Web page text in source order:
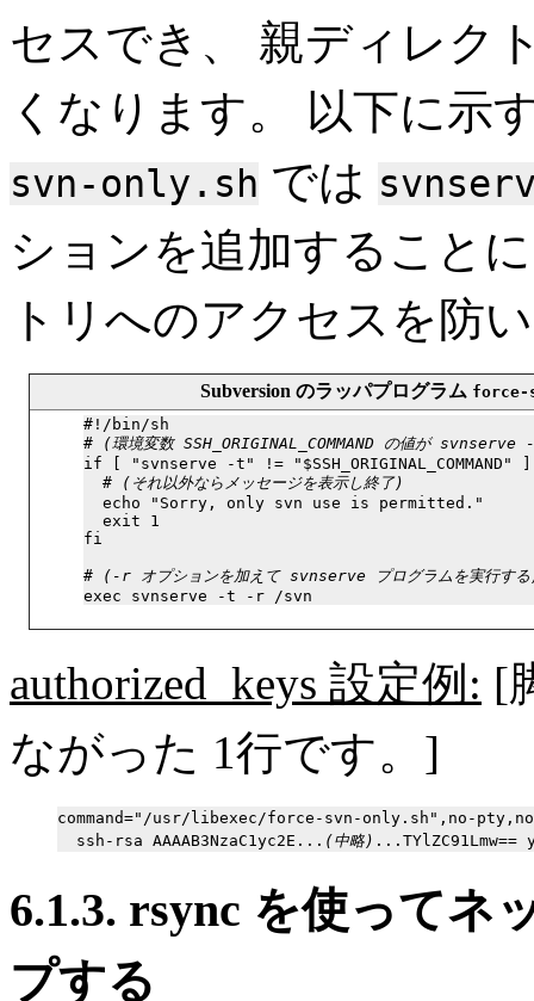
セスでき、 親ディレク
くなります。 以下に示
svn-only.sh では
ションを追加すること
トリへのアクセスを防
Subversion のラッパプログラム force-
#!/bin/sh
#
(環境変数 SSH_ORIGINAL_COMMAND の値が svnserve
if [ "svnserve -t" != "$SSH_ORIGINAL_COMMAND"
  #
(それ以外ならメッセージを表示し終了)
  echo "Sorry, only svn use is permitted."
  exit 1
fi
#
(-r オプションを加えて svnserve プログラムを実行す
authorized_keys 設定例: [
ながった 1行です。]
command="/usr/libexec/force-svn-only.sh",no-
  ssh-rsa AAAAB3NzaC1yc2E...
(中略)
6.1.3. rsync を使ってネ
プする